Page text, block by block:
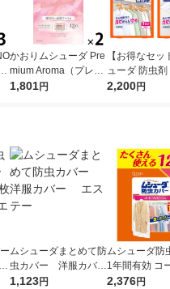
かおりムシューダ Pre
mium Aroma（プレミ
アムアロマ） 引出
1,801円
【お得なセッ
ューダ 防虫
有効 無香タイ
2,200円
ムシューダまとめて防
虫カバー 洋服カバ
ー エステー
1,123円
ムシューダ防
1年間有効 コ
ンピース用
2,376円